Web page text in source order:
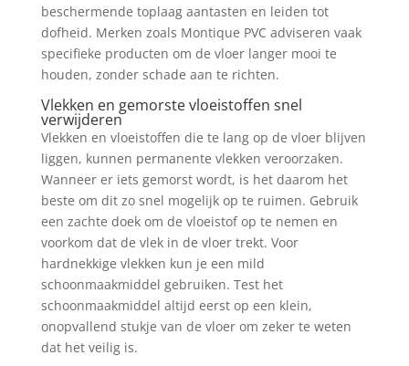
beschermende toplaag aantasten en leiden tot
dofheid. Merken zoals Montique PVC adviseren vaak
specifieke producten om de vloer langer mooi te
houden, zonder schade aan te richten.
Vlekken en gemorste vloeistoffen snel
verwijderen
Vlekken en vloeistoffen die te lang op de vloer blijven
liggen, kunnen permanente vlekken veroorzaken.
Wanneer er iets gemorst wordt, is het daarom het
beste om dit zo snel mogelijk op te ruimen. Gebruik
een zachte doek om de vloeistof op te nemen en
voorkom dat de vlek in de vloer trekt. Voor
hardnekkige vlekken kun je een mild
schoonmaakmiddel gebruiken. Test het
schoonmaakmiddel altijd eerst op een klein,
onopvallend stukje van de vloer om zeker te weten
dat het veilig is.